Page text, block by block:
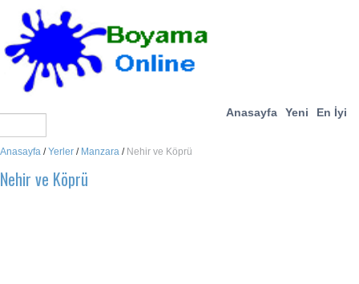
Anasayfa Yeni En İyi
Anasayfa /Yerler / Manzara / Nehir ve Köprü
Nehir ve Köprü